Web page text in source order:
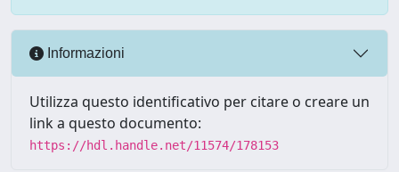
Informazioni
Utilizza questo identificativo per citare o creare un
link a questo documento:
https://hdl.handle.net/11574/178153